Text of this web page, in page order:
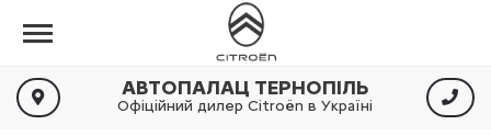
АВТОПАЛАЦ ТЕРНОПІЛЬ
Офіційний дилер Citroën в Україні